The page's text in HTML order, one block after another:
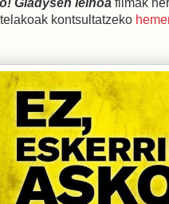
Gladysen leihoa filmak
kontsultatzeko